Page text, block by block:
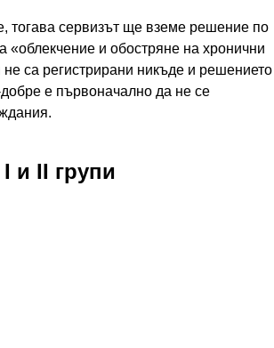
тогава сервизът ще вземе решение по
и обостряне на хронични
са регистрирани никъде и решението
е първоначално да не се
и II групи